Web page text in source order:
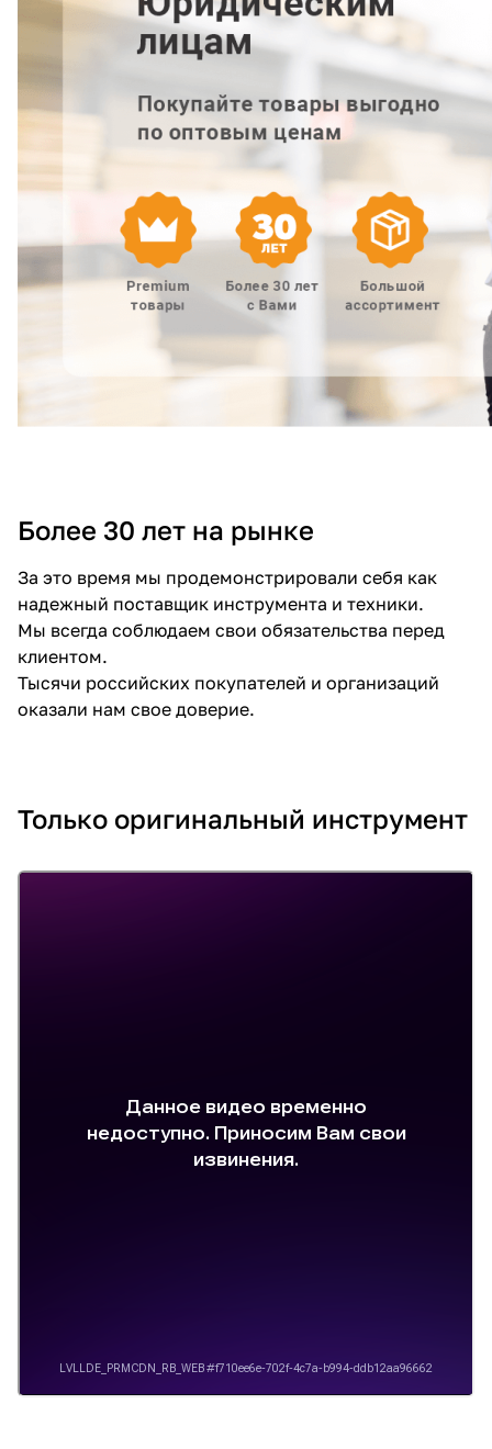
Более 30 лет на рынке
За это время мы продемонстрировали себя как
надежный поставщик инструмента и техники.
Мы всегда соблюдаем свои обязательства перед
клиентом.
Тысячи российских покупателей и организаций
оказали нам свое доверие.
Только оригинальный инструмент
Добавляйте товары
Оплачивайте сегодня только
% картой любого банка
Получайте товар
выбранный способом
списываться
каждые 2 недели